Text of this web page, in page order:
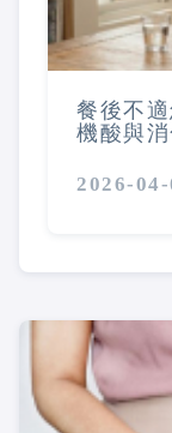
餐後不
機酸與
2026-